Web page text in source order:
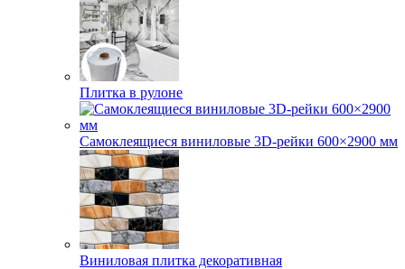
Плитка в рулоне
Самоклеящиеся виниловые 3D‑рейки 600×2900 мм
Виниловая плитка декоративная